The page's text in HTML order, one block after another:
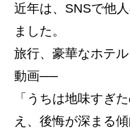
近年は、SNSで他
ました。
旅行、豪華なホテ
動画──
「うちは地味すぎ
え、後悔が深まる傾